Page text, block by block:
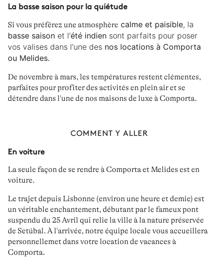
La basse saison pour la quiétude
Si vous préférez une atmosphère calme et paisible, la
basse saison et l'été indien sont parfaits pour poser
vos valises dans l'une des nos locations à Comporta
ou Melides.
De novembre à mars, les températures restent clémentes,
parfaites pour profiter des activités en plein air et se
détendre dans l'une de nos maisons de luxe à Comporta.
COMMENT Y ALLER
En voiture
La seule façon de se rendre à Comporta et Melides esten
voiture.
Le trajetdepuis Lisbonne (environ une heure et demie) est
un véritable enchantement, débutant par le fameux pont
suspendu du 25 Avril qui relie la ville à lanature préservée
de Setúbal. À l'arrivée, notre équipe locale vous accueillera
personnellemet dans votre location de vacances à
Comporta.